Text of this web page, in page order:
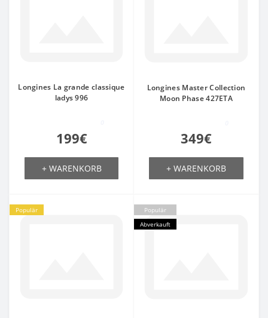
Longines La grande classique
ladys 996
199€
+ WARENKORB
Longines Master Collection
Moon Phase 427ETA
349€
+ WARENKORB
Populär
Populär
Abverkauft